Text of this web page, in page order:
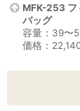
MFK-253 フ
バッグ
容量：39〜
価格：